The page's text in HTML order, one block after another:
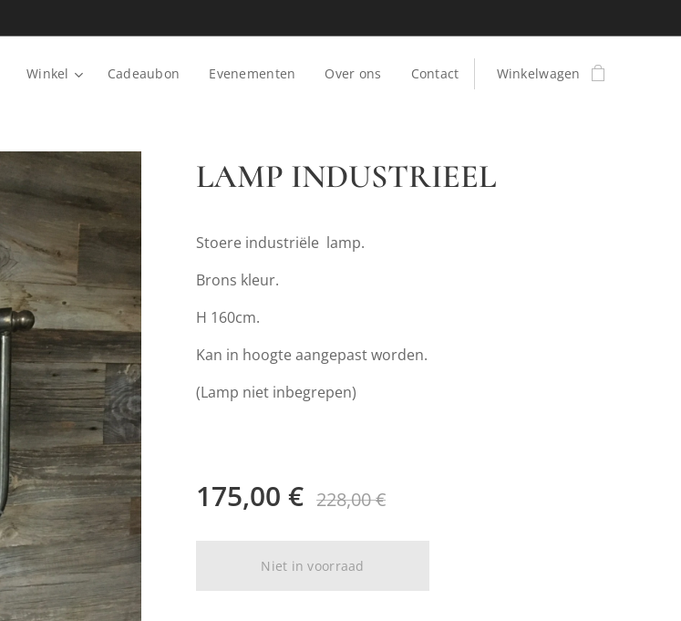
Winkel Cadeaubon Evenementen Over ons Contact Winkelwagen
LAMP INDUSTRIEEL
Stoere industriële lamp.
Brons kleur.
H 160cm.
Kan in hoogte aangepast worden.
(Lamp niet inbegrepen)
175,00 € 228,00€
Niet in voorraad